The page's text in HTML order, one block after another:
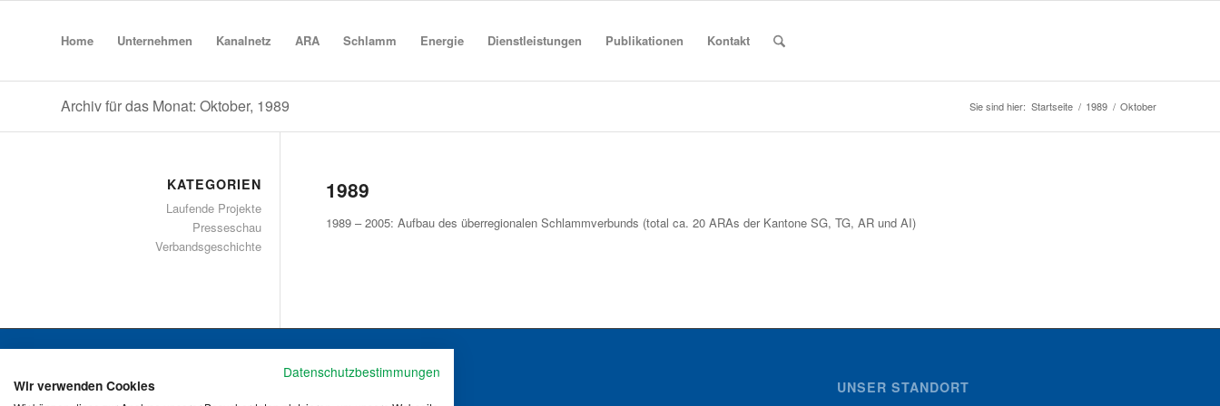
Home Unternehmen Kanalnetz ARA Schlamm Energie Dienstleistungen Publikationen Kontakt
Archiv für das Monat: Oktober, 1989 Sie sind hier: Startseite / 1989 / Oktober
1989
1989 – 2005: Aufbau des überregionalen Schlammverbunds (total ca. 20 ARAs der Kantone SG, TG, AR und AI)
KATEGORIEN
Laufende Projekte
Presseschau
Verbandsgeschichte
ABWASSERVERBAND ALTENRHEIN UNSER STANDORT
Datenschutzbestimmungen
Wir verwenden Cookies